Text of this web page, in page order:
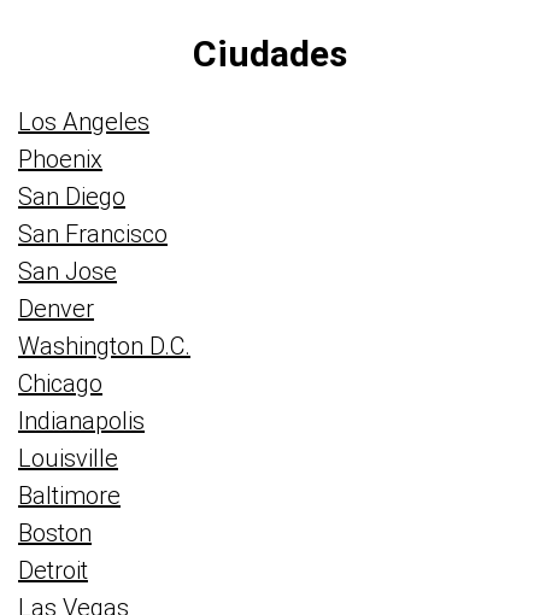
Ciudades
Los Angeles
Phoenix
San Diego
San Francisco
San Jose
Denver
Washington D.C.
Chicago
Indianapolis
Louisville
Baltimore
Boston
Detroit
Las Vegas